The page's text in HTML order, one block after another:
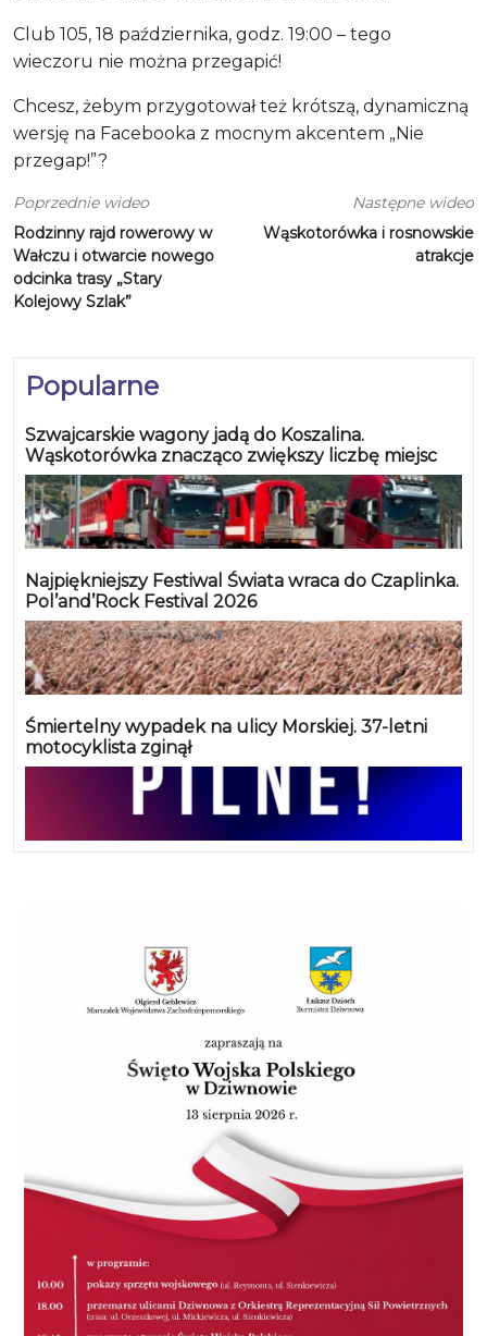
Popularne
Szwajcarskie wagony jadą do Koszalina.
Wąskotorówka znacząco zwiększy liczbę miejsc
Najpiękniejszy Festiwal Świata wraca do Czaplinka.
Pol’and’Rock Festival 2026
Śmiertelny wypadek na ulicy Morskiej. 37-letni
motocyklista zginął
Club 105, 18 października, godz. 19:00 – tego
wieczoru nie można przegapić!
Chcesz, żebym przygotował też krótszą, dynamiczną
wersję na Facebooka z mocnym akcentem „Nie
przegap!”?
Poprzednie wideo
Rodzinny rajd rowerowy w
Wałczu i otwarcie nowego
odcinka trasy „Stary
Kolejowy Szlak”
Następne wideo
Wąskotorówka i rosnowskie
atrakcje